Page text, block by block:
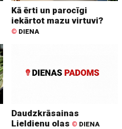
Kā ērti un parocīgi
iekārtot mazu virtuvi?
© DIENA
Daudzkrāsainas
Lieldienu olas © DIENA